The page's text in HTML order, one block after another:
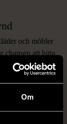
Om
och möbler
chansen att hitta
vanliga butiker.
denna